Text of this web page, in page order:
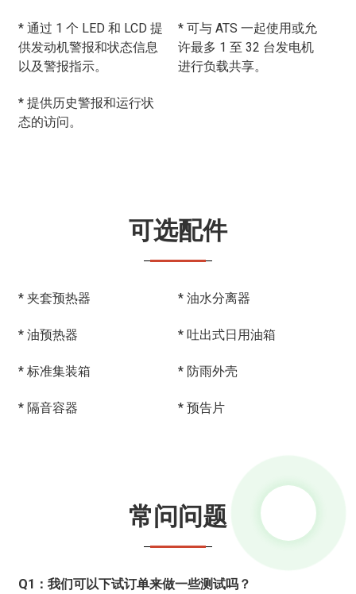
* 通过 1 个 LED 和 LCD 提
供发动机警报和状态信息
以及警报指示。
* 可与 ATS 一起使用或允
许最多 1 至 32 台发电机
进行负载共享。
* 提供历史警报和运行状
态的访问。
可选配件
* 夹套预热器 * 油水分离器
* 油预热器 * 吐出式日用油箱
* 标准集装箱 * 防雨外壳
* 隔音容器 * 预告片
常问问题
Q1：我们可以下试订单来做一些测试吗？